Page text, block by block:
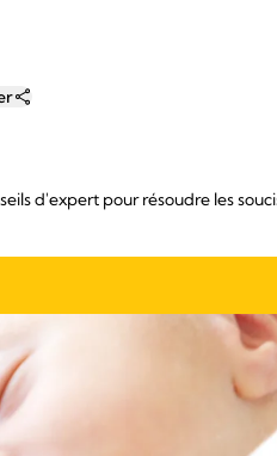
d'expert pour résoudre les